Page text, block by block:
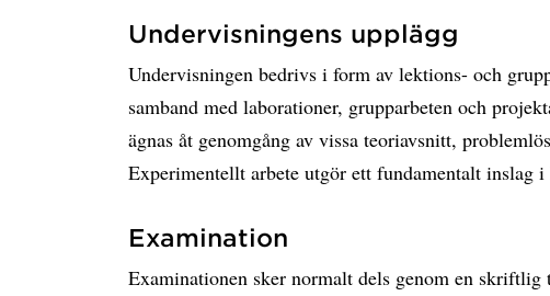
Undervisningens upplägg
Undervisningen bedrivs i form av lektions- och
samband med laborationer, grupparbeten och
ägnas åt genomgång av vissa teoriavsnitt,
Experimentellt arbete utgör ett fundamentalt inslag i
Examination
Examinationen sker normalt dels genom en skriftlig